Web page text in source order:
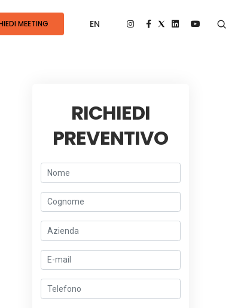
MEETING EN
RICHIEDI
PREVENTIVO